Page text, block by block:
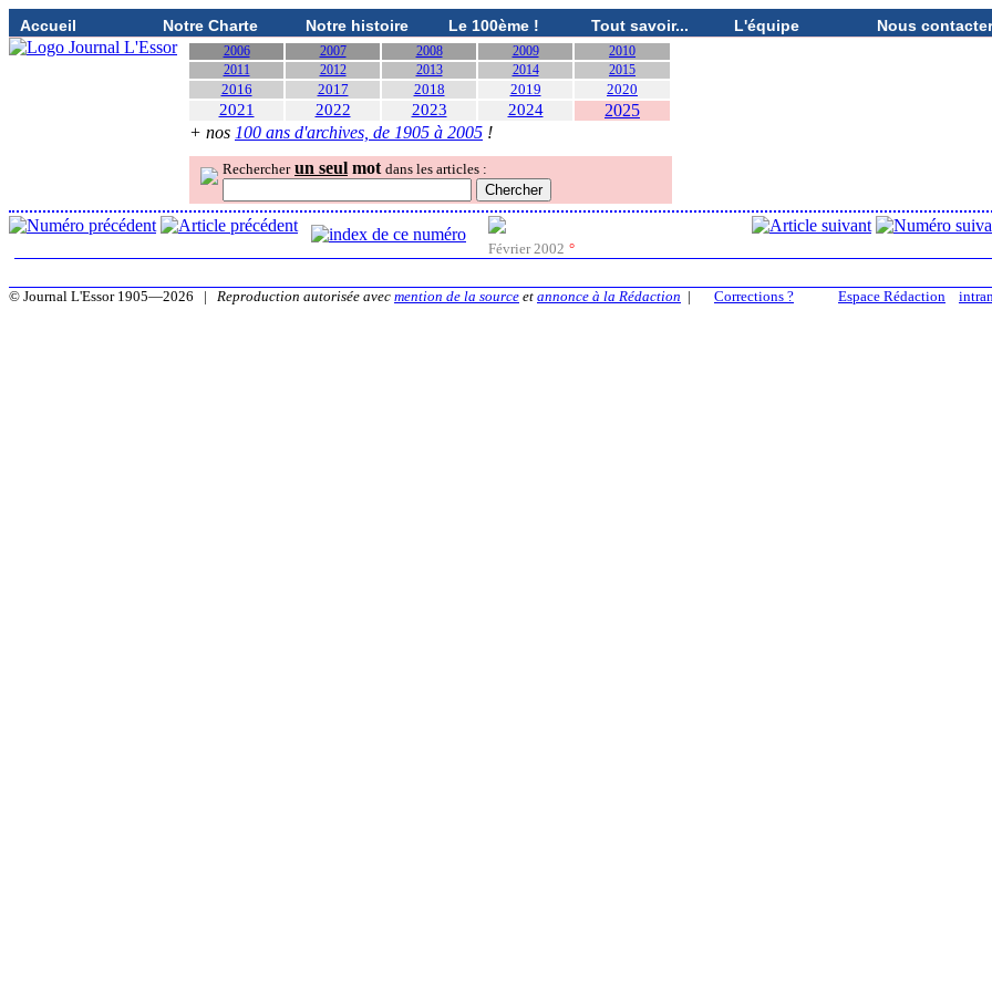
Accueil Notre Charte Notre histoire Le 100ème ! Tout savoir... L'équipe Nous contacter
2006 2007 2008 2009
2010
2011
2012 2013 2014 2015
2016 2017 2018 2019 2020
2021 2022 2023 2024
2025
+ nos 100 ans d'archives, de 1905 à 2005 !
Rechercher un seul mot dans les articles :
Février 2002 °
Espace Rédaction
© Journal L'Essor 1905—2026 | Reproduction autorisée avec mention de la source et annonce à la Rédaction | Corrections ?